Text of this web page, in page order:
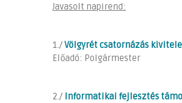
Javasolt napirend:
1./Völgyrét csatornázás
Előadó: Polgármester
2./ Informatikai fejlesztés